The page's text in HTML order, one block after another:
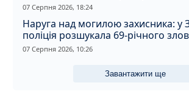
07 Серпня 2026, 18:24
Наруга над могилою захисника: у
поліція розшукала 69-річного
07 Серпня 2026, 10:26
Завантажити ще